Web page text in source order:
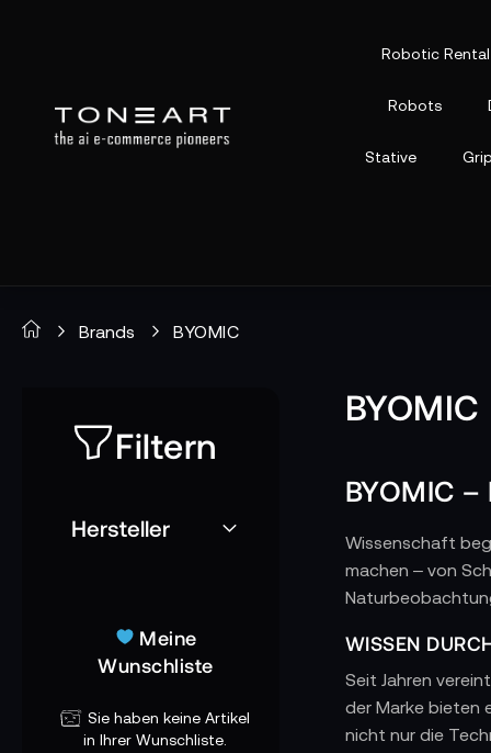
Robotic Rental
Robots
Stative
Brands BYOMIC
BYOMIC
BYOMIC –
Wissenschaft
machen – von
WISSEN
Seit Jahren
der Marke bieten
nicht nur die
Filtern
Hersteller
Meine
Wunschliste
Sie haben keine Artikel
in Ihrer Wunschliste.